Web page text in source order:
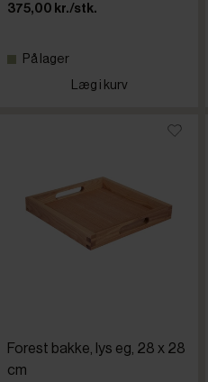
375,00 kr./stk.
På lager
Læg i kurv
Forest bakke, lys eg, 28 x 28
cm